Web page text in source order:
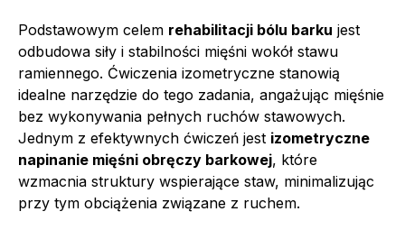
Podstawowym celem rehabilitacji bólu barku jest
odbudowa siły i stabilności mięśni wokół stawu
ramiennego. Ćwiczenia izometryczne stanowią
idealne narzędzie do tego zadania, angażując mięśnie
bez wykonywania pełnych ruchów stawowych.
Jednym z efektywnych ćwiczeń jest izometryczne
napinanie mięśni obręczy barkowej, które
wzmacnia struktury wspierające staw, minimalizując
przy tym obciążenia związane z ruchem.